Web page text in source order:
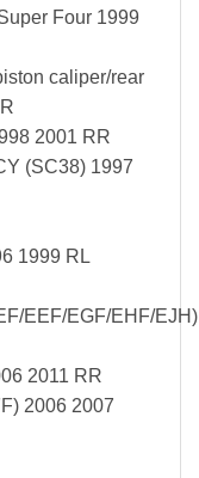
Four 1999
caliper/rear
2001 RR
(SC38) 1997
1999 RL
EEF/EGF/EHF/EJH)
2011 RR
2006 2007